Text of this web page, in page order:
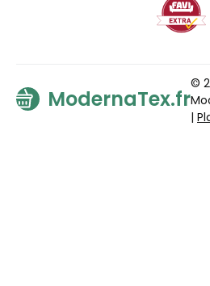
ModernaTex.fr
©
|